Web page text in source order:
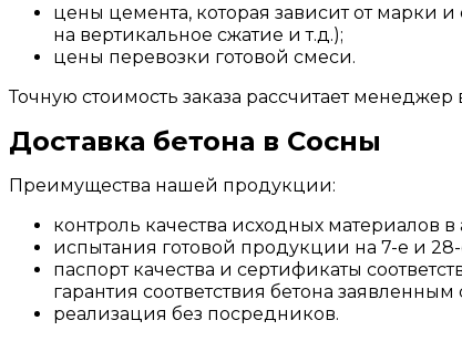
цены цемента, которая зависит от марки и
на вертикальное сжатие и т.д.);
цены перевозки готовой смеси.
Точную стоимость заказа рассчитает
Доставка бетона в Сосны
Преимущества нашей продукции:
контроль качества исходных материалов
испытания готовой продукции на 7-е и 28-
паспорт качества и сертификаты
гарантия соответствия бетона заявленным
реализация без посредников.